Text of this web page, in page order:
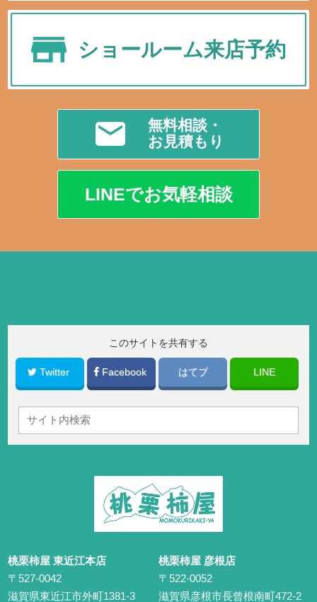
ショールーム来店予約
無料相談・
お見積もり
LINEでお気軽相談
このサイトを共有する
Twitter Facebook はてブ LINE
桃栗柿屋 東近江本店
〒527-0042
滋賀県東近江市外町1381-3
桃栗柿屋 彦根店
〒522-0052
滋賀県彦根市長曾根南町472-2